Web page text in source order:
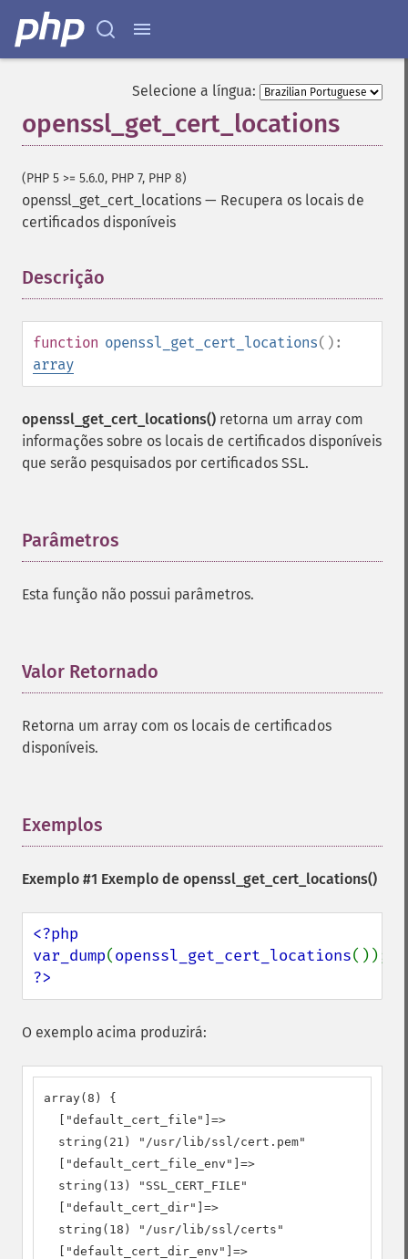
Selecione a língua:
openssl_get_cert_locations
(PHP 5 >= 5.6.0, PHP 7, PHP 8)
openssl_get_cert_locations — Recupera os locais de
certificados disponíveis
Descrição
function openssl_get_cert_locations():
array
openssl_get_cert_locations() retorna um array com
informações sobre os locais de certificados disponíveis
que serão pesquisados ​​por certificados SSL.
Parâmetros
Esta função não possui parâmetros.
Valor Retornado
Retorna um array com os locais de certificados
disponíveis.
Exemplos
Exemplo #1 Exemplo de openssl_get_cert_locations()
<?php
var_dump(openssl_get_cert_locations
?>
O exemplo acima produzirá:
array(8) {
  ["default_cert_file"]=>
  string(21) "/usr/lib/ssl/cert.pem"
  ["default_cert_file_env"]=>
  string(13) "SSL_CERT_FILE"
  ["default_cert_dir"]=>
  string(18) "/usr/lib/ssl/certs"
  ["default_cert_dir_env"]=>